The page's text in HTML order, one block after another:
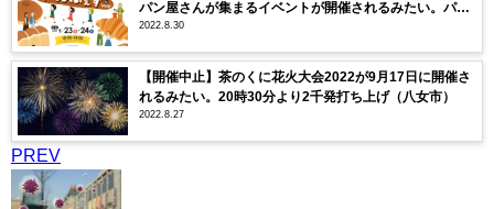
パン屋さんが集まるイベントが開催されるみたい。パン
ストックも！9月23日、24日
2022.8.30
【開催中止】茶のくに花火大会2022が9月17日に開催さ
れるみたい。20時30分より2千発打ち上げ（八女市）
2022.8.27
PREV